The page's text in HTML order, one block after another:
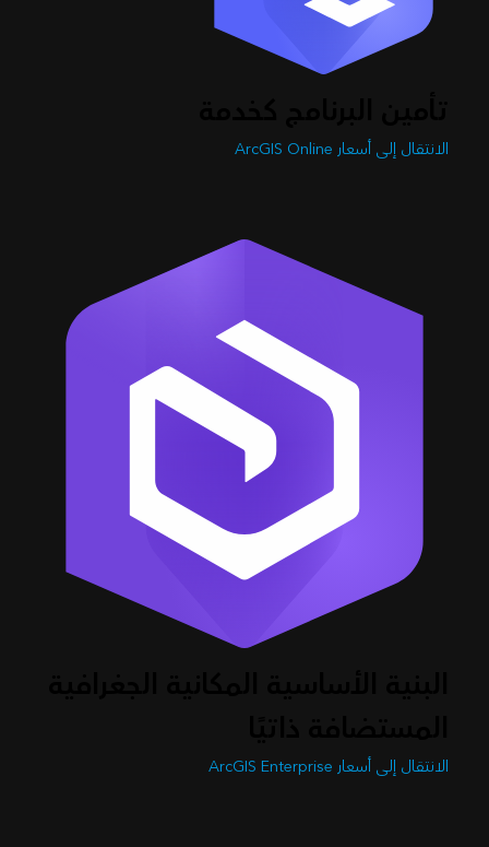
الانتقال إلى أسعار ArcGIS Online
الانتقال إلى أسعار ArcGIS Enterprise